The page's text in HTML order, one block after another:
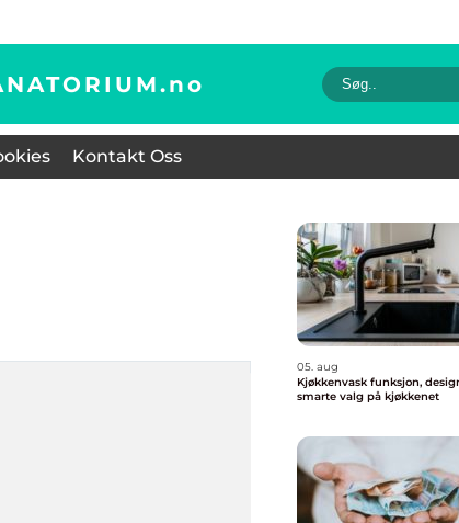
no
Kontakt Oss
05. aug
Kjøkkenvask funksjon, design og
smarte valg på kjøkkenet